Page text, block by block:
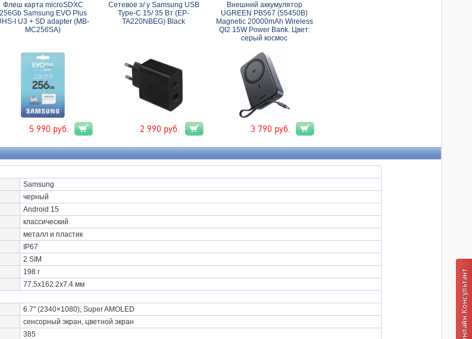
Флеш карта microSDXC
256Gb Samsung EVO Plus
I U3 + SD adapter (MB-
MC256SA)
5 990 руб.
Сетевое з/ у Samsung USB
Type-C 15/ 35 Вт (EP-
TA220NBEG) Black
2 990 руб.
Внешний аккумулятор
UGREEN PB567 (55450B)
Magnetic 20000mAh Wireless
QI2 15W Power Bank. Цвет:
серый космос
3 790 руб.
Samsung
черный
Android 15
классический
металл и пластик
IP67
2 SIM
198 г
77.5x162.2x7.4 мм
6.7" (2340×1080), Super AMOLED
сенсорный экран, цветной экран
385